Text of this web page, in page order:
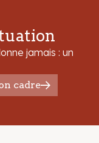
jamais : un
cadre